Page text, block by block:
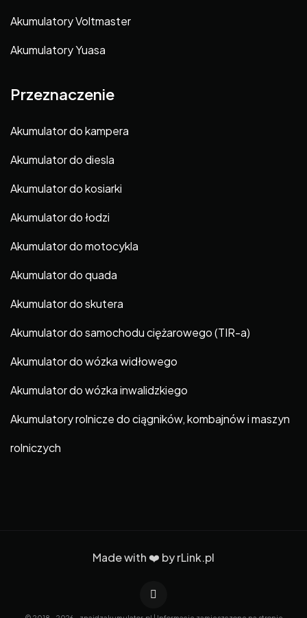
Akumulatory Voltmaster
Akumulatory Yuasa
Przeznaczenie
Akumulator do kampera
Akumulator do diesla
Akumulator do kosiarki
Akumulator do łodzi
Akumulator do motocykla
Akumulator do quada
Akumulator do skutera
Akumulator do samochodu ciężarowego (TIR-a)
Akumulator do wózka widłowego
Akumulator do wózka inwalidzkiego
Akumulatory rolnicze do ciągników, kombajnów i maszyn
rolniczych
Made with ❤️ byrLink.pl